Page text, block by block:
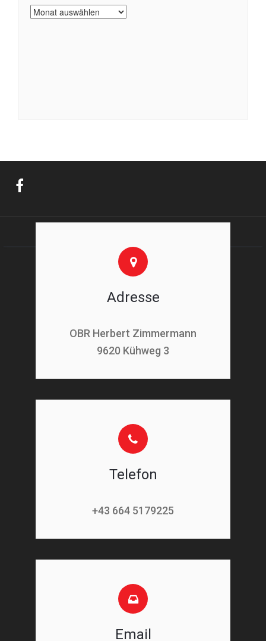
Archiv
Adresse
OBR Herbert Zimmermann
9620 Kühweg 3
Telefon
+43 664 5179225
Email